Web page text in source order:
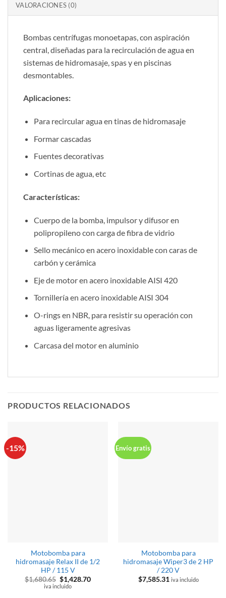
VALORACIONES (0)
Bombas centrífugas monoetapas, con aspiración
central, diseñadas para la recirculación de agua en
sistemas de hidromasaje, spas y en piscinas
desmontables.
Aplicaciones:
Para recircular agua en tinas de hidromasaje
Formar cascadas
Fuentes decorativas
Cortinas de agua, etc
Características:
Cuerpo de la bomba, impulsor y difusor en
polipropileno con carga de fibra de vidrio
Sello mecánico en acero inoxidable con caras de
carbón y cerámica
Eje de motor en acero inoxidable AISI 420
Tornillería en acero inoxidable AISI 304
O-rings en NBR, para resistir su operación con
aguas ligeramente agresivas
Carcasa del motor en aluminio
PRODUCTOS RELACIONADOS
-15%
Motobomba para
hidromasaje Relax II de 1/2
HP / 115 V
$1,680.65 El
precio
$1,428.70El
iva incluido
Envío gratis
Motobomba para
hidromasaje Wiper3 de 2 HP
/ 220 V
$7,585.31 iva incluido